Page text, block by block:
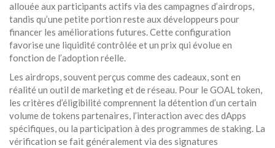
allouée aux participants actifs via des campagnes d’airdrops,
tandis qu’une petite portion reste aux développeurs pour
financer les améliorations futures. Cette configuration
favorise une liquidité contrôlée et un prix qui évolue en
fonction de l’adoption réelle.
Les airdrops, souvent perçus comme des cadeaux, sont en
réalité un outil de marketing et de réseau. Pour le GOAL token,
les critères d’éligibilité comprennent la détention d’un certain
volume de tokens partenaires, l’interaction avec des dApps
spécifiques, ou la participation à des programmes de staking. La
vérification se fait généralement via des signatures